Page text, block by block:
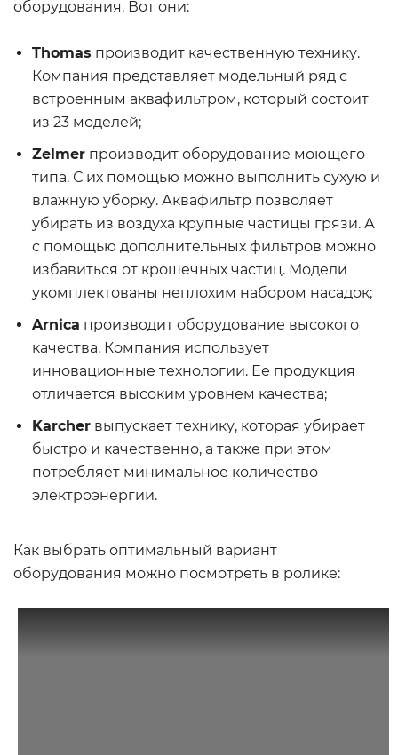
оборудования. Вот они:
Thomas производит качественную технику.
Компания представляет модельный ряд с
встроенным аквафильтром, который состоит
из 23 моделей;
Zelmer производит оборудование моющего
типа. С их помощью можно выполнить сухую и
влажную уборку. Аквафильтр позволяет
убирать из воздуха крупные частицы грязи. А
с помощью дополнительных фильтров можно
избавиться от крошечных частиц. Модели
укомплектованы неплохим набором насадок;
Arnica производит оборудование высокого
качества. Компания использует
инновационные технологии. Ее продукция
отличается высоким уровнем качества;
Karcher выпускает технику, которая убирает
быстро и качественно, а также при этом
потребляет минимальное количество
электроэнергии.
Как выбрать оптимальный вариант
оборудования можно посмотреть в ролике: